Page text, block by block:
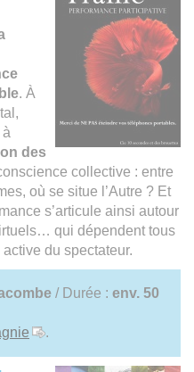
. À
des
collective : entre
où se situe l’Autre ? Et
s’articule ainsi autour
qui dépendent tous
du spectateur.
/ Durée : env. 50
.